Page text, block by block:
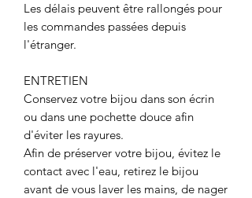
Les délais peuvent être rallongés pour
les commandes passées depuis
l'étranger.
ENTRETIEN
Conservez votre bijou dans son écrin
ou dans une pochette douce afin
d'éviter les rayures.
Afin de préserver votre bijou, évitez le
contact avec l'eau, retirez le bijou
avant de vous laver les mains, de nager